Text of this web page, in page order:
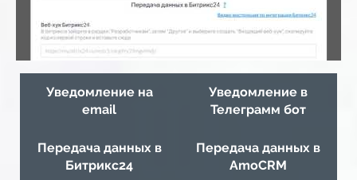
Уведомление на
email
Уведомление в
Телеграмм бот
Передача данных в
Битрикс24
Передача данных в
AmoCRM